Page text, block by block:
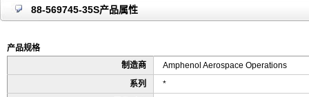
88-569745-35S产品属性
产品规格
制造商
Amphenol Aerospace Operations
系列
*